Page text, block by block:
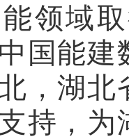
领域
国能建
，湖
持，为